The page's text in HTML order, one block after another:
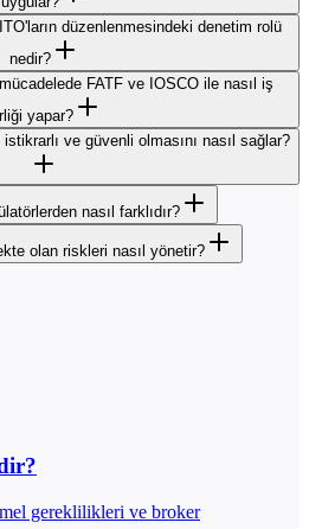
düzenlenmesindeki denetim rolü
nedir?
FATF ve IOSCO ile nasıl iş
yapar?
ve güvenli olmasını nasıl sağlar?
nasıl farklıdır?
olan riskleri nasıl yönetir?
gereklilikleri ve broker